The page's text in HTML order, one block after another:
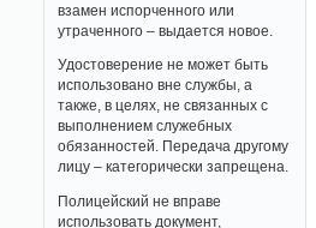
взамен испорченного или
утраченного – выдается новое.
Удостоверение не может быть
использовано вне службы, а
также, в целях, не связанных с
выполнением служебных
обязанностей. Передача другому
лицу – категорически запрещена.
Полицейский не вправе
использовать документ,